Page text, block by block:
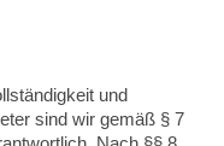
und
sind wir gemäß § 7